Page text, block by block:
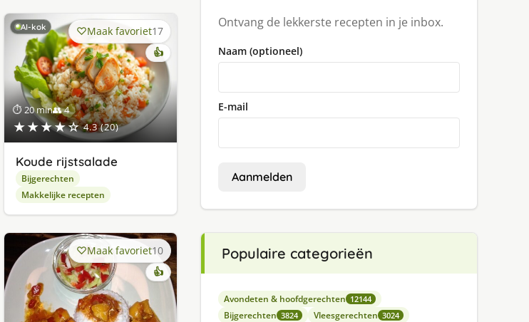
AI-kok
⏱ 20 min👥 4
★★★★☆ 4.3 (20)
Maak favoriet17
👍
Koude rijstsalade
Bijgerechten
Makkelijke recepten
Maak favoriet10
👍
Ontvang de lekkerste recepten in je inbox.
Naam (optioneel)
E-mail
Aanmelden
Populaire categorieën
Avondeten & hoofdgerechten 12144
Bijgerechten 3824 Vleesgerechten 3024